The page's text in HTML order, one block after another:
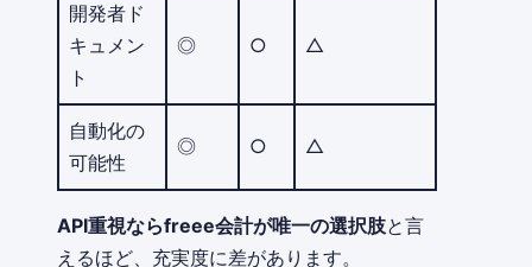
開発者ド
キュメン
ト
◎ ○ △
自動化の
可能性
◎ ○ △
API重視ならfreee会計が唯一の選択肢と言
えるほど、充実度に差があります。